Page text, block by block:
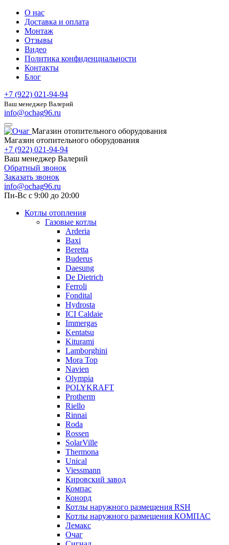
О нас
Доставка и оплата
Монтаж
Отзывы
Видео
Политика конфиденциальности
Контакты
Блог
+7 (922) 021-94-94
Ваш менеджер Валерий
info@ochag96.ru
Магазин отопительного оборудования
Магазин отопительного оборудования
+7 (922) 021-94-94
Ваш менеджер Валерий
Обратный звонок
Заказать звонок
info@ochag96.ru
Пн-Вс с 9:00 до 20:00
Котлы отопления
Газовые котлы
Arderia
Baxi
Beretta
Buderus
Daesung
De Dietrich
Ferroli
Fondital
Hydrosta
ICI Caldaie
Immergas
Kentatsu
Kiturami
Lamborghini
Mora Top
Navien
Olympia
POLYKRAFT
Protherm
Riello
Rinnai
Roda
Rossen
SolarVille
Thermona
Unical
Viessmann
Кировский завод
Компас
Конорд
Котлы наружного размещения RSH
Котлы наружного размещения КОМПАС
Лемакс
Очаг